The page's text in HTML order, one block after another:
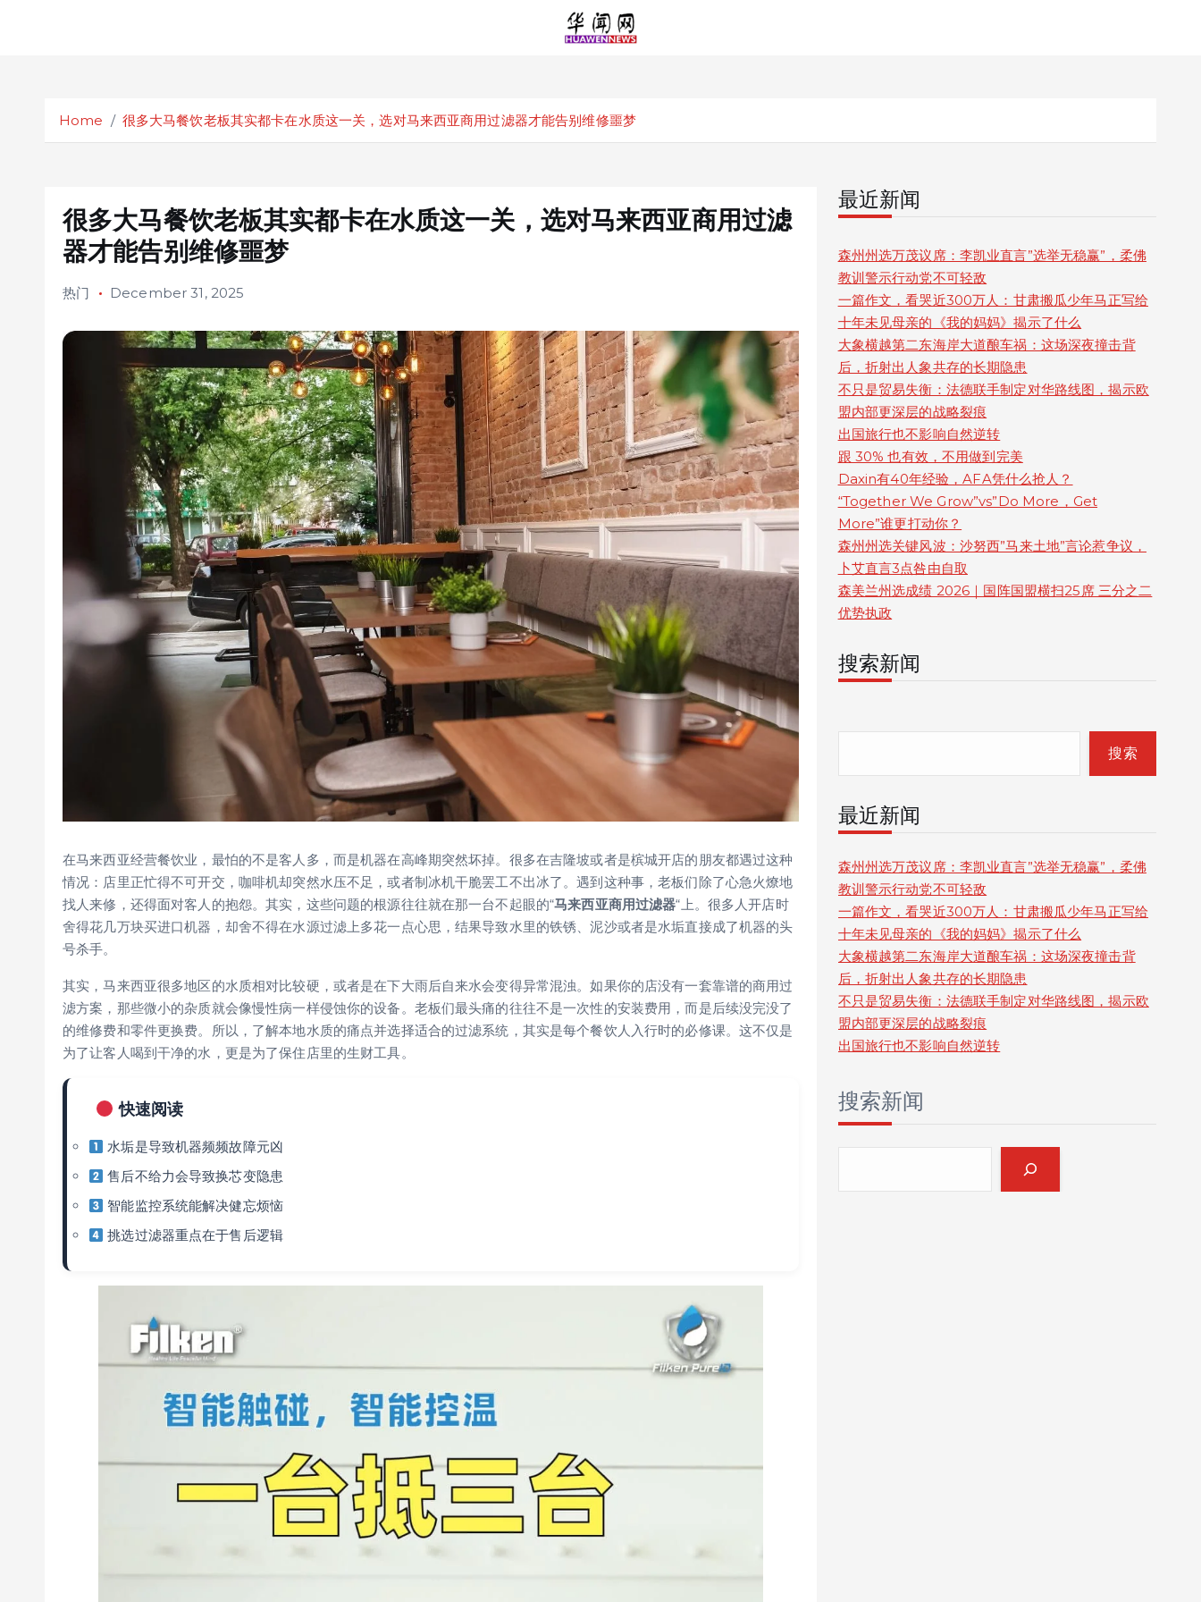
Home 很多大马餐饮老板其实都卡在水质这一关，选对马来西亚商用过滤器才能告别维修噩梦
很多大马餐饮老板其实都卡在水质这一关，选对马来西亚商用过滤
器才能告别维修噩梦
热门 December 31, 2025
在马来西亚经营餐饮业，最怕的不是客人多，而是机器在高峰期突然坏掉。很多在吉隆坡或者是槟城开店的朋友都遇过这种
情况：店里正忙得不可开交，咖啡机却突然水压不足，或者制冰机干脆罢工不出冰了。遇到这种事，老板们除了心急火燎地
找人来修，还得面对客人的抱怨。其实，这些问题的根源往往就在那一台不起眼的“马来西亚商用过滤器“上。很多人开店时
舍得花几万块买进口机器，却舍不得在水源过滤上多花一点心思，结果导致水里的铁锈、泥沙或者是水垢直接成了机器的头
号杀手。
其实，马来西亚很多地区的水质相对比较硬，或者是在下大雨后自来水会变得异常混浊。如果你的店没有一套靠谱的商用过
滤方案，那些微小的杂质就会像慢性病一样侵蚀你的设备。老板们最头痛的往往不是一次性的安装费用，而是后续没完没了
的维修费和零件更换费。所以，了解本地水质的痛点并选择适合的过滤系统，其实是每个餐饮人入行时的必修课。这不仅是
为了让客人喝到干净的水，更是为了保住店里的生财工具。
快速阅读
水垢是导致机器频频故障元凶
售后不给力会导致换芯变隐患
智能监控系统能解决健忘烦恼
挑选过滤器重点在于售后逻辑
最近新闻
森州州选万茂议席：李凯业直言”选举无稳赢”，柔佛
教训警示行动党不可轻敌
一篇作文，看哭近300万人：甘肃搬瓜少年马正写给
十年未见母亲的《我的妈妈》揭示了什么
大象横越第二东海岸大道酿车祸：这场深夜撞击背
后，折射出人象共存的长期隐患
不只是贸易失衡：法德联手制定对华路线图，揭示欧
盟内部更深层的战略裂痕
出国旅行也不影响自然逆转
跟 30% 也有效，不用做到完美
Daxin有40年经验，AFA凭什么抢人？
“Together We Grow”vs”Do More，Get
More”谁更打动你？
森州州选关键风波：沙努西”马来土地”言论惹争议，
卜艾直言3点咎由自取
森美兰州选成绩 2026｜国阵国盟横扫25席 三分之二
优势执政
搜索新闻
r
c
h
搜索
最近新闻
森州州选万茂议席：李凯业直言”选举无稳赢”，柔佛
教训警示行动党不可轻敌
一篇作文，看哭近300万人：甘肃搬瓜少年马正写给
十年未见母亲的《我的妈妈》揭示了什么
大象横越第二东海岸大道酿车祸：这场深夜撞击背
后，折射出人象共存的长期隐患
不只是贸易失衡：法德联手制定对华路线图，揭示欧
盟内部更深层的战略裂痕
出国旅行也不影响自然逆转
搜索新闻